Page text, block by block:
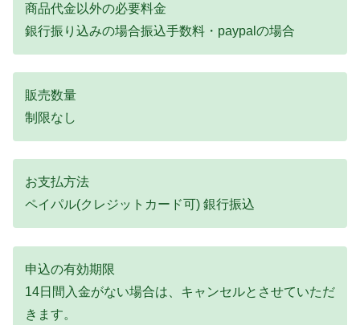
商品代金以外の必要料金
銀行振り込みの場合振込手数料・paypalの場合
販売数量
制限なし
お支払方法
ペイパル(クレジットカード可) 銀行振込
申込の有効期限
14日間入金がない場合は、キャンセルとさせていただ
きます。